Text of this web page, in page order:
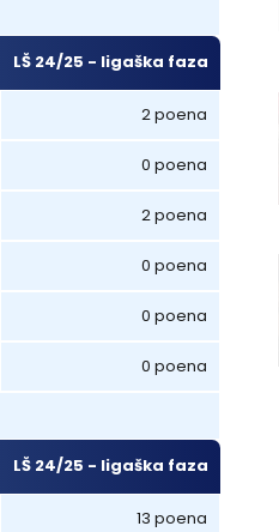
LŠ 24/25 - ligaška faza
2 poena
0 poena
2 poena
0 poena
0 poena
0 poena
LŠ 24/25 - ligaška faza
13 poena